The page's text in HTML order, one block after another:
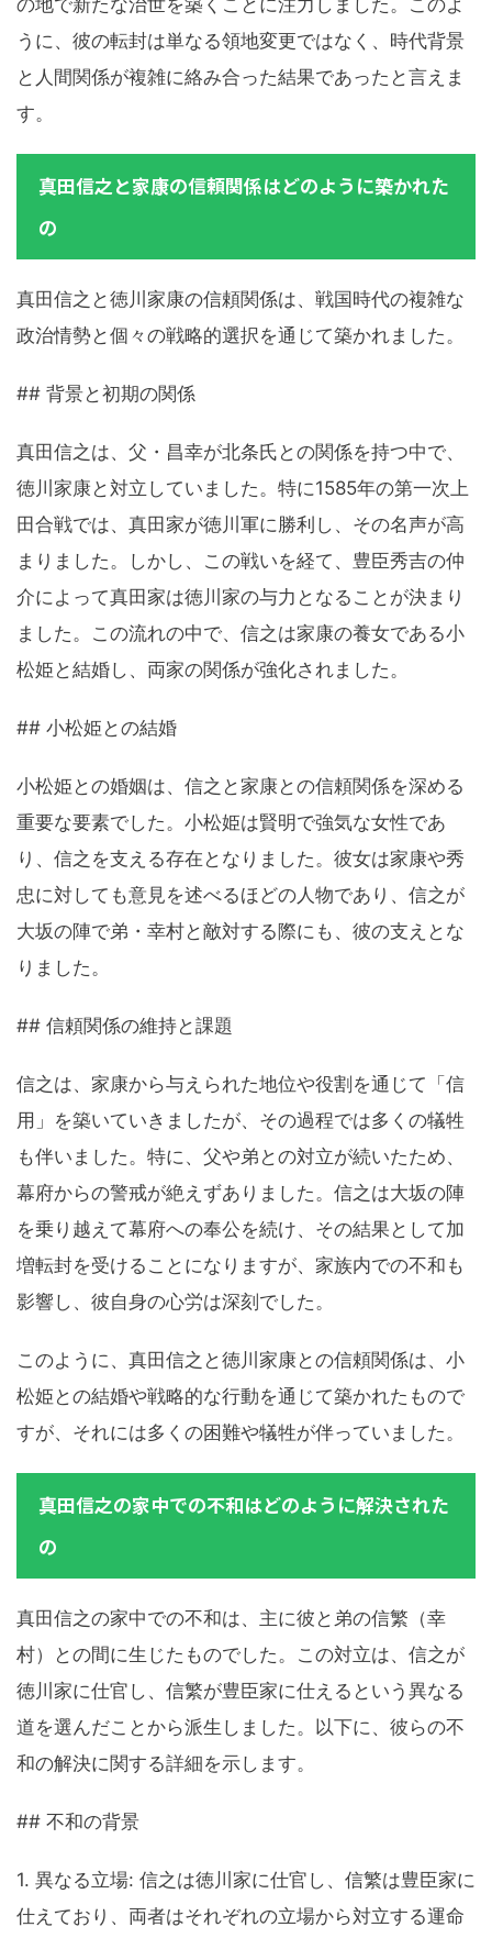
の地で新たな治世を築くことに注力しました。このよ
うに、彼の転封は単なる領地変更ではなく、時代背景
と人間関係が複雑に絡み合った結果であったと言えま
す。
真田信之と家康の信頼関係はどのように築かれた
の
真田信之と徳川家康の信頼関係は、戦国時代の複雑な
政治情勢と個々の戦略的選択を通じて築かれました。
## 背景と初期の関係
真田信之は、父・昌幸が北条氏との関係を持つ中で、
徳川家康と対立していました。特に1585年の第一次上
田合戦では、真田家が徳川軍に勝利し、その名声が高
まりました。しかし、この戦いを経て、豊臣秀吉の仲
介によって真田家は徳川家の与力となることが決まり
ました。この流れの中で、信之は家康の養女である小
松姫と結婚し、両家の関係が強化されました。
## 小松姫との結婚
小松姫との婚姻は、信之と家康との信頼関係を深める
重要な要素でした。小松姫は賢明で強気な女性であ
り、信之を支える存在となりました。彼女は家康や秀
忠に対しても意見を述べるほどの人物であり、信之が
大坂の陣で弟・幸村と敵対する際にも、彼の支えとな
りました。
## 信頼関係の維持と課題
信之は、家康から与えられた地位や役割を通じて「信
用」を築いていきましたが、その過程では多くの犠牲
も伴いました。特に、父や弟との対立が続いたため、
幕府からの警戒が絶えずありました。信之は大坂の陣
を乗り越えて幕府への奉公を続け、その結果として加
増転封を受けることになりますが、家族内での不和も
影響し、彼自身の心労は深刻でした。
このように、真田信之と徳川家康との信頼関係は、小
松姫との結婚や戦略的な行動を通じて築かれたもので
すが、それには多くの困難や犠牲が伴っていました。
真田信之の家中での不和はどのように解決された
の
真田信之の家中での不和は、主に彼と弟の信繁（幸
村）との間に生じたものでした。この対立は、信之が
徳川家に仕官し、信繁が豊臣家に仕えるという異なる
道を選んだことから派生しました。以下に、彼らの不
和の解決に関する詳細を示します。
## 不和の背景
1. 異なる立場: 信之は徳川家に仕官し、信繁は豊臣家に
仕えており、両者はそれぞれの立場から対立する運命